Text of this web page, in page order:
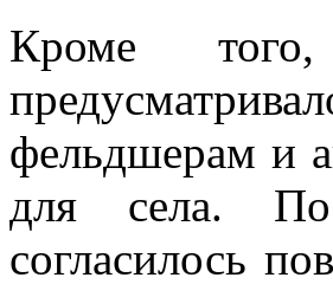
Кроме
фельдшерам и
для села.
согласилось